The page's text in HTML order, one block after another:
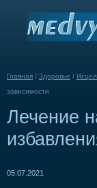
Главная / Здоровье /
зависимости
Лечение
05.07.2021